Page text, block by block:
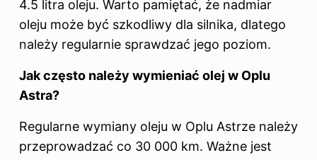
4.5 litra oleju. Warto pamiętać, że nadmiar
oleju może być szkodliwy dla silnika, dlatego
należy regularnie sprawdzać jego poziom.
Jak często należy wymieniać olej w Oplu
Astra?
Regularne wymiany oleju w Oplu Astrze należy
przeprowadzać co 30 000 km. Ważne jest